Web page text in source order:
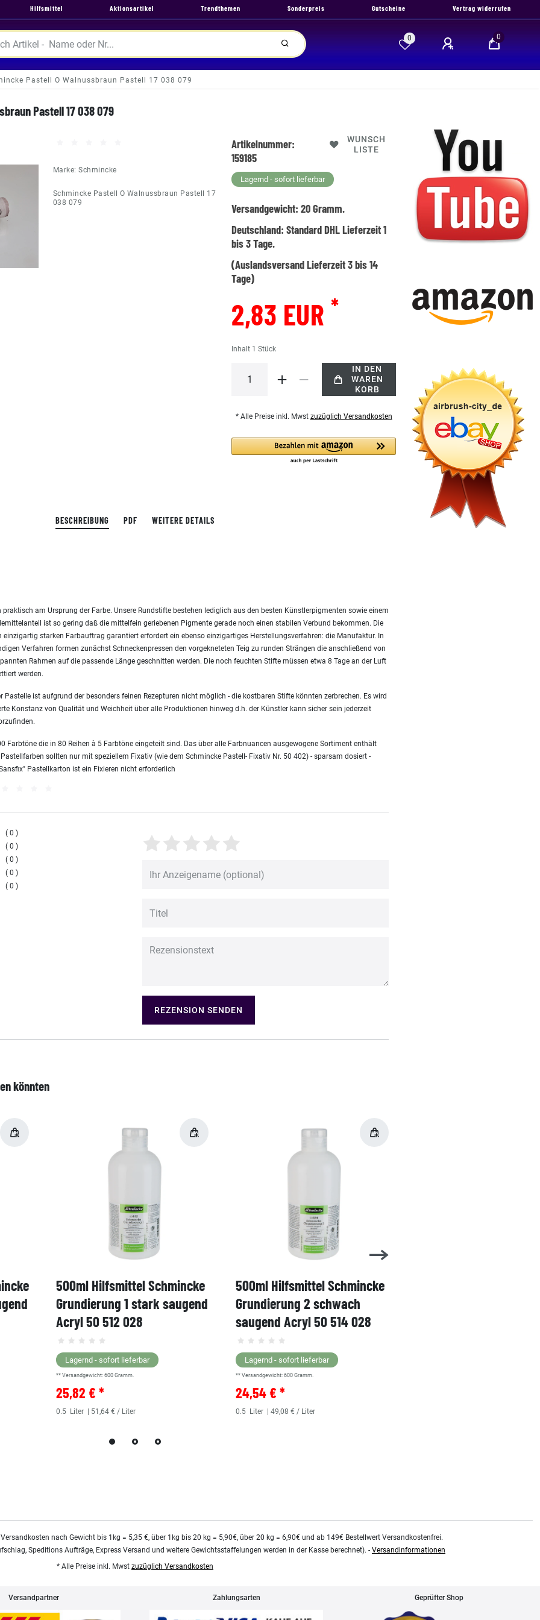
Hilfsmittel Aktionsartikel Trendthemen Sonderpreis Gutscheine Vertrag widerrufen
0 0
Pastell O Walnussbraun Pastell 17 038 079
Pastell 17 038 079
Marke:Schmincke
Schmincke Pastell O Walnussbraun Pastell 17
038 079
Artikelnummer:
159185
WUNSCH
LISTE
Lagernd - sofort lieferbar
Versandgewicht:20Gramm.
Deutschland:Standard DHL Lieferzeit 1
bis 3 Tage.
(Auslandsversand Lieferzeit 3 bis 14
Tage)
2,83 EUR *
Inhalt 1Stück
IN DEN
WAREN
KORB
* Alle Preise inkl. Mwst zuzüglich Versandkosten
BESCHREIBUNG PDF WEITERE DETAILS
am Ursprung der Farbe. Unsere Rundstifte bestehen lediglich aus den besten Künstlerpigmenten sowie einem
ist so gering daß die mittelfein geriebenen Pigmente gerade noch einen stabilen Verbund bekommen. Die
einzigartig starken Farbauftrag garantiert erfordert ein ebenso einzigartiges Herstellungsverfahren: die Manufaktur. In
Verfahren formen zunächst Schneckenpressen den vorgekneteten Teig zu runden Strängen die anschließend von
Rahmen auf die passende Länge geschnitten werden. Die noch feuchten Stifte müssen etwa 8 Tage an der Luft
werden.
Pastelle ist aufgrund der besonders feinen Rezepturen nicht möglich - die kostbaren Stifte könnten zerbrechen. Es wird
Konstanz von Qualität und Weichheit über alle Produktionen hinweg d.h. der Künstler kann sicher sein jederzeit
Farbtöne die in 80 Reihen à 5 Farbtöne eingeteilt sind. Das über alle Farbnuancen ausgewogene Sortiment enthält
sollten nur mit speziellem Fixativ (wie dem Schmincke Pastell- Fixativ Nr. 50 402) - sparsam dosiert -
Pastellkarton ist ein Fixieren nicht erforderlich
0
0
0
0
0
REZENSION SENDEN
könnten
500ml Hilfsmittel Schmincke
Grundierung 1 stark saugend
Acryl 50 512 028
Lagernd - sofort lieferbar
** Versandgewicht: 600 Gramm.
25,82 € *
0.5 Liter | 51,64 € / Liter
500ml Hilfsmittel Schmincke
Grundierung 2 schwach
saugend Acryl 50 514 028
Lagernd - sofort lieferbar
** Versandgewicht:600 Gramm.
24,54 € *
0.5 Liter | 49,08 € / Liter
nach Gewicht bis 1kg = 5,35 €, über 1kg bis 20 kg = 5,90€, über 20 kg = 6,90€ und ab 149€ Bestellwert Versandkostenfrei.
Speditions Aufträge, Express Versand und weitere Gewichtsstaffelungen werden in der Kasse berechnet). - Versandinformationen
* Alle Preise inkl. Mwst zuzüglich Versandkosten
Versandpartner Zahlungsarten Geprüfter Shop